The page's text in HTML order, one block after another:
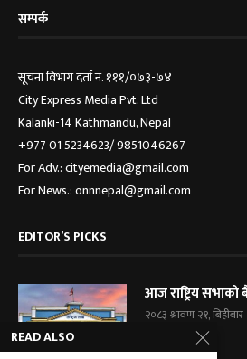
सम्पर्क
सूचना विभाग दर्ता नं. १११/०७३-७४
City Express Media Pvt. Ltd
Kalanki-14 Kathmandu, Nepal
+977 01 5234623/ 9851046267
For Adv.: cityemedia@gmail.com
For News.: onnnepal@gmail.com
EDITOR’S PICKS
आज राष्ट्रिय
२०८३ श्रावण २१,
READ ALSO